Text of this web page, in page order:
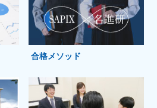
合格メソッド